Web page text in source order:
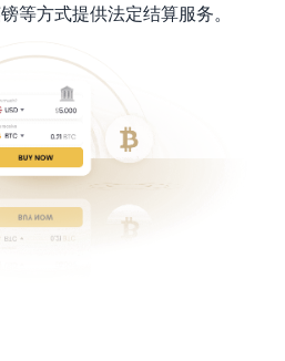
等方式提供法定结算服务。